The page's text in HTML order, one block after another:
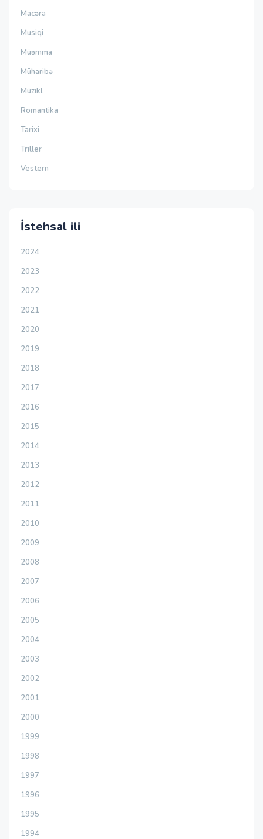
Macəra
Musiqi
Müəmma
Müharibə
Müzikl
Romantika
Tarixi
Triller
Vestern
İstehsal ili
2024
2023
2022
2021
2020
2019
2018
2017
2016
2015
2014
2013
2012
2011
2010
2009
2008
2007
2006
2005
2004
2003
2002
2001
2000
1999
1998
1997
1996
1995
1994